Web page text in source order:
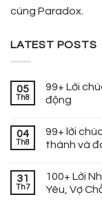
cùng Paradox.
LATEST POSTS
05
Th8
99+ Lời
động
04
Th8
99+ lời
thành và
31
Th7
100+ Lời
Yêu, Vợ